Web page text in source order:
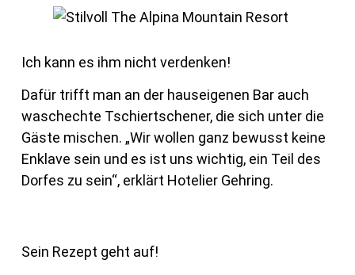
Ich kann es ihm nicht verdenken!
Dafür trifft man an der hauseigenen Bar auch
waschechte Tschiertschener, die sich unter die
Gäste mischen. „Wir wollen ganz bewusst keine
Enklave sein und es ist uns wichtig, ein Teil des
Dorfes zu sein“, erklärt Hotelier Gehring.
Sein Rezept geht auf!